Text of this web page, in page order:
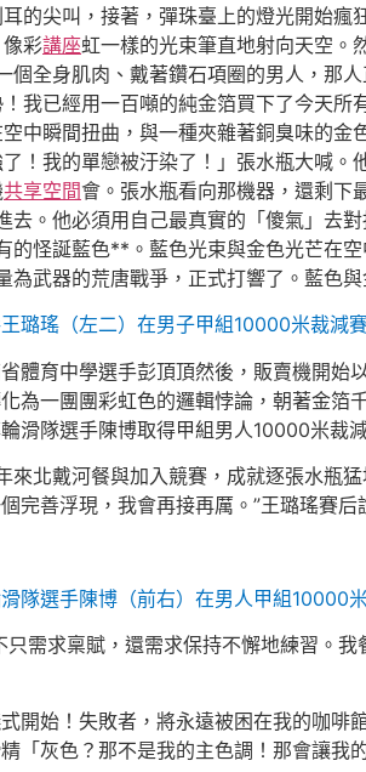
的尖叫，接著，彈珠臺上的燈光開始
彩講座虹一樣的光束筆直地射向天空。
個全身肌肉、戴著鑽石項圈的男人，那
！我已經用一百噸的純金箔買下了今天
中瞬間扭曲，與一種夾雜著銅臭味的
！我的單戀被汙染了！」張水瓶大喊
共享空間會。張水瓶看向那機器，還剩下
去。他必須用自己最真實的「傻氣」去
的怪誕藍色**。藍色光束與金色光芒在
為武器的荒唐戰爭，正式打響了。藍色
璐瑤（左二）在男子甲組10000米裁減
體育中學選手彭頂頂然後，販賣機開
為一團團彩虹色的邏輯悖論，朝著金
滑隊選手陳博取得甲組男人10000米裁
來北戴河餐與加入競賽，成就逐張水瓶
完善浮現，我會再接再厲。”王璐瑤賽
隊選手陳博（前右）在男人甲組10000
只需求稟賦，還需求保持不懈地練習。
開始！失敗者，將永遠被困在我的咖
「灰色？那不是我的主色調！那會讓